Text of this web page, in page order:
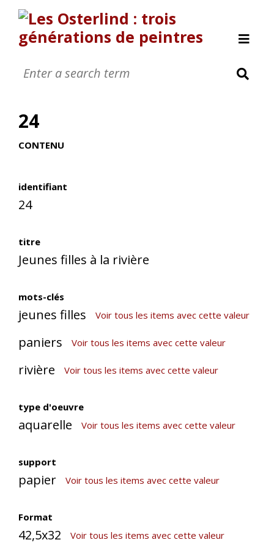
Nanic 0sterlind
Annette Osterlind
Revue de presse
Nous contacter
[Page manquante]
24
CONTENU
identifiant
24
titre
Jeunes filles à la rivière
mots-clés
jeunes filles Voir tous les items avec cette valeur
paniers Voir tous les items avec cette valeur
rivière Voir tous les items avec cette valeur
type d'oeuvre
aquarelle Voir tous les items avec cette valeur
support
papier Voir tous les items avec cette valeur
Format
42,5x32 Voir tous les items avec cette valeur